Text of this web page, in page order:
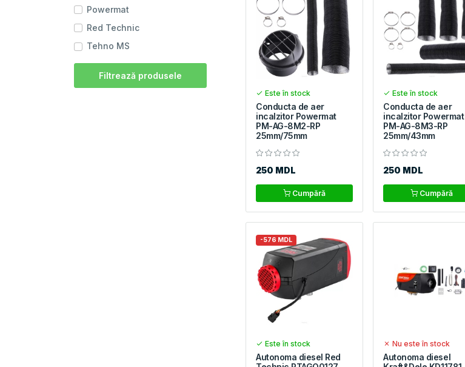
Powermat
Red Technic
Tehno MS
Filtrează produsele
Este în stock
Conducta de aer
incalzitor Powermat
PM-AG-8M2-RP
25mm/75mm
250 MDL
Cumpără
Este în stock
Conducta de aer
incalzitor Powermat
PM-AG-8M3-RP
25mm/43mm
250 MDL
Cumpără
-576 MDL
Este în stock
Autonoma diesel Red
Nu este în stock
Autonoma diesel